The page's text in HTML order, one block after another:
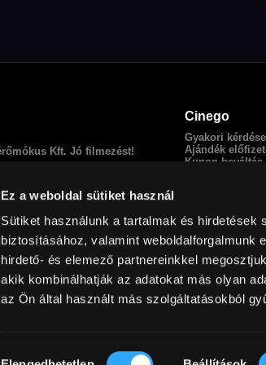
Ez a weboldal sütiket használ
Sütiket használunk a tartalmak és
biztosításához, valamint weboldalforgalmunk
hirdető- és elemező partnereinkkel
akik kombinálhatják az adatokat más olyan
az Ön által használt más szolgáltatásokból
Kft. Jó filmezést!
Cinego
Gyakori
Ajándék
Kupon beváltás
Facebook